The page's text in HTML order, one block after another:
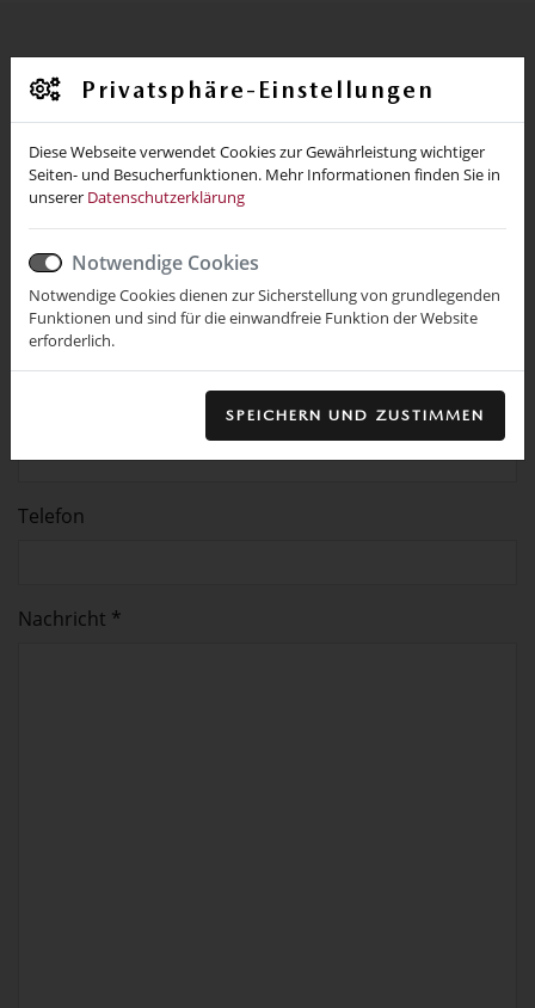
Privatsphäre-Einstellungen
Diese Webseite verwendet Cookies zur Gewährleistung wichtiger
Seiten- und Besucherfunktionen. Mehr Informationen finden Sie in
unserer Datenschutzerklärung
Notwendige Cookies
Notwendige Cookies dienen zur Sicherstellung von grundlegenden
Funktionen und sind für die einwandfreie Funktion der Website
erforderlich.
SPEICHERN UND ZUSTIMMEN
Fahrzeug-Schnellkontakt
Name *
Ort
Telefon
Nachricht *